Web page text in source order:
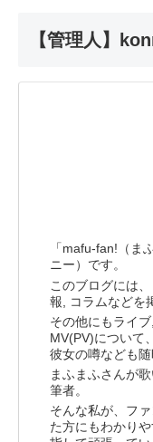
【管理人】
「mafu-fan!（ま
ニー）です。
このブログには
報, コラムなどを
その他にもライ
MV(PV)について
彼女の噂なども随
まふまふさんが
筆者。
そんな私が、フ
た方にもわかり